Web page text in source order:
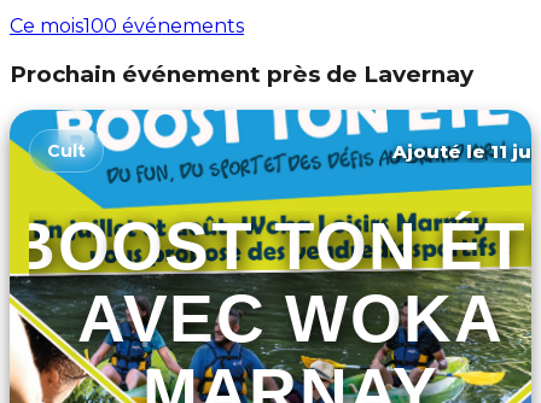
Ce mois100 événements
Prochain événement près de Lavernay
Cult Ajouté le 11
BOOST TON
AVEC WOKA